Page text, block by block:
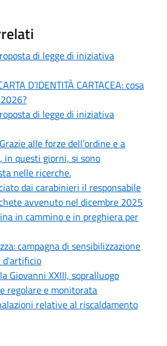
di legge di iniziativa
D’IDENTITÀ CARTACEA: cosa
di legge di iniziativa
alle forze dell’ordine e a
in questi giorni, si sono
nelle ricerche.
dai carabinieri il responsabile
avvenuto nel dicembre 2025
in cammino e in preghiera per
campagna di sensibilizzazione
d'artificio
Giovanni XXIII, sopralluogo
regolare e monitorata
relative al riscaldamento